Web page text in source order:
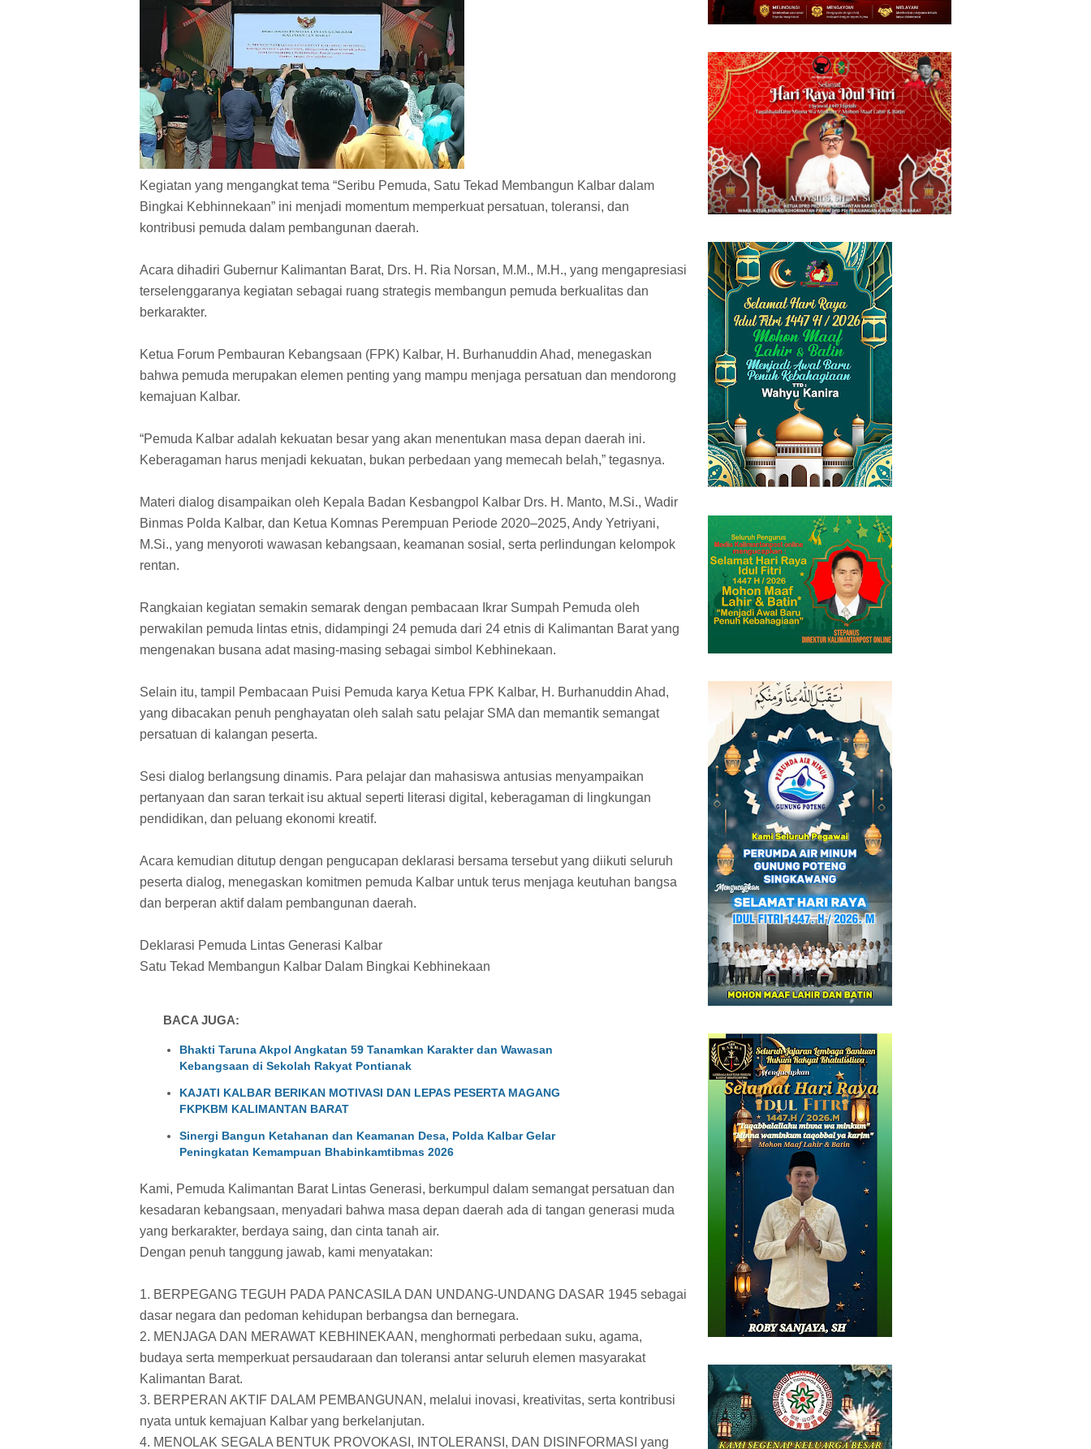
Kegiatan yang mengangkat tema “Seribu Pemuda, Satu Tekad Membangun Kalbar dalam
Bingkai Kebhinnekaan” ini menjadi momentum memperkuat persatuan, toleransi, dan
kontribusi pemuda dalam pembangunan daerah.
Acara dihadiri Gubernur Kalimantan Barat, Drs. H. Ria Norsan, M.M., M.H., yang mengapresiasi
terselenggaranya kegiatan sebagai ruang strategis membangun pemuda berkualitas dan
berkarakter.
Ketua Forum Pembauran Kebangsaan (FPK) Kalbar, H. Burhanuddin Ahad, menegaskan
bahwa pemuda merupakan elemen penting yang mampu menjaga persatuan dan mendorong
kemajuan Kalbar.
“Pemuda Kalbar adalah kekuatan besar yang akan menentukan masa depan daerah ini.
Keberagaman harus menjadi kekuatan, bukan perbedaan yang memecah belah,” tegasnya.
Materi dialog disampaikan oleh Kepala Badan Kesbangpol Kalbar Drs. H. Manto, M.Si., Wadir
Binmas Polda Kalbar, dan Ketua Komnas Perempuan Periode 2020–2025, Andy Yetriyani,
M.Si., yang menyoroti wawasan kebangsaan, keamanan sosial, serta perlindungan kelompok
rentan.
Rangkaian kegiatan semakin semarak dengan pembacaan Ikrar Sumpah Pemuda oleh
perwakilan pemuda lintas etnis, didampingi 24 pemuda dari 24 etnis di Kalimantan Barat yang
mengenakan busana adat masing-masing sebagai simbol Kebhinekaan.
Selain itu, tampil Pembacaan Puisi Pemuda karya Ketua FPK Kalbar, H. Burhanuddin Ahad,
yang dibacakan penuh penghayatan oleh salah satu pelajar SMA dan memantik semangat
persatuan di kalangan peserta.
Sesi dialog berlangsung dinamis. Para pelajar dan mahasiswa antusias menyampaikan
pertanyaan dan saran terkait isu aktual seperti literasi digital, keberagaman di lingkungan
pendidikan, dan peluang ekonomi kreatif.
Acara kemudian ditutup dengan pengucapan deklarasi bersama tersebut yang diikuti seluruh
peserta dialog, menegaskan komitmen pemuda Kalbar untuk terus menjaga keutuhan bangsa
dan berperan aktif dalam pembangunan daerah.
Deklarasi Pemuda Lintas Generasi Kalbar
Satu Tekad Membangun Kalbar Dalam Bingkai Kebhinekaan
BACA JUGA:
Bhakti Taruna Akpol Angkatan 59 Tanamkan Karakter dan Wawasan
Kebangsaan di Sekolah Rakyat Pontianak
KAJATI KALBAR BERIKAN MOTIVASI DAN LEPAS PESERTA MAGANG
FKPKBM KALIMANTAN BARAT
Sinergi Bangun Ketahanan dan Keamanan Desa, Polda Kalbar Gelar
Peningkatan Kemampuan Bhabinkamtibmas 2026
Kami, Pemuda Kalimantan Barat Lintas Generasi, berkumpul dalam semangat persatuan dan
kesadaran kebangsaan, menyadari bahwa masa depan daerah ada di tangan generasi muda
yang berkarakter, berdaya saing, dan cinta tanah air.
Dengan penuh tanggung jawab, kami menyatakan:
1. BERPEGANG TEGUH PADA PANCASILA DAN UNDANG-UNDANG DASAR 1945 sebagai
dasar negara dan pedoman kehidupan berbangsa dan bernegara.
2. MENJAGA DAN MERAWAT KEBHINEKAAN, menghormati perbedaan suku, agama,
budaya serta memperkuat persaudaraan dan toleransi antar seluruh elemen masyarakat
Kalimantan Barat.
3. BERPERAN AKTIF DALAM PEMBANGUNAN, melalui inovasi, kreativitas, serta kontribusi
nyata untuk kemajuan Kalbar yang berkelanjutan.
4. MENOLAK SEGALA BENTUK PROVOKASI, INTOLERANSI, DAN DISINFORMASI yang